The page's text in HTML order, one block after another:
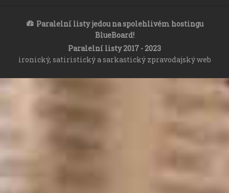
Paralelní listy jedou na spolehlivém hostingu
BlueBoard!
Paralelní listy 2017 - 2023
ironický, satiristický a sarkastický zpravodajský web